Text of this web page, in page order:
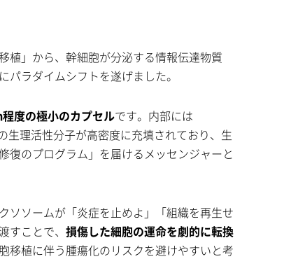
植」から、幹細胞が分泌する情報伝達物質
パラダイムシフトを遂げました。
度の極小のカプセルです。内部には
生理活性分子が高密度に充填されており、生
復のプログラム」を届けるメッセンジャーと
ソソームが「炎症を止めよ」「組織を再生せ
ことで、 損傷した細胞の運命を劇的に転換
移植に伴う腫瘍化のリスクを避けやすいと考